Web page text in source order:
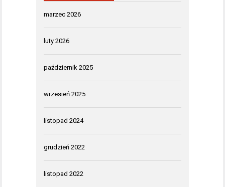
marzec 2026
luty 2026
październik 2025
wrzesień 2025
listopad 2024
grudzień 2022
listopad 2022